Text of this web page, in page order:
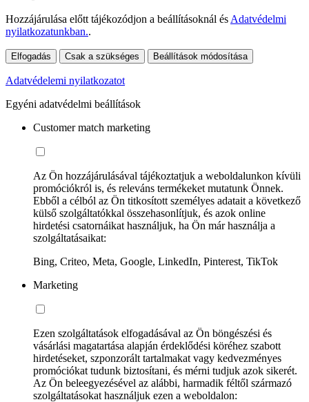
Hozzájárulása előtt tájékozódjon a beállításoknál és Adatvédelmi
nyilatkozatunkban..
Elfogadás Csak a szükséges Beállítások módosítása
Adatvédelemi nyilatkozatot
Egyéni adatvédelmi beállítások
Customer match marketing
Az Ön hozzájárulásával tájékoztatjuk a weboldalunkon kívüli
promóciókról is, és releváns termékeket mutatunk Önnek.
Ebből a célból az Ön titkosított személyes adatait a következő
külső szolgáltatókkal összehasonlítjuk, és azok online
hirdetési csatornáikat használjuk, ha Ön már használja a
szolgáltatásaikat:
Bing, Criteo, Meta, Google, LinkedIn, Pinterest, TikTok
Marketing
Ezen szolgáltatások elfogadásával az Ön böngészési és
vásárlási magatartása alapján érdeklődési köréhez szabott
hirdetéseket, szponzorált tartalmakat vagy kedvezményes
promóciókat tudunk biztosítani, és mérni tudjuk azok sikerét.
Az Ön beleegyezésével az alábbi, harmadik féltől származó
szolgáltatásokat használjuk ezen a weboldalon: